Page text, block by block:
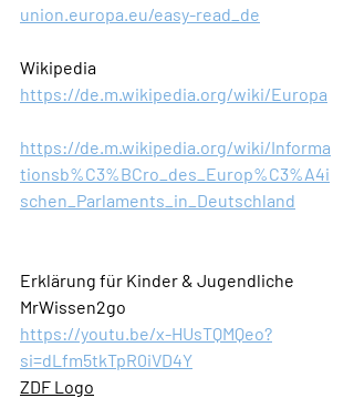
union.europa.eu/easy-read_de
Wikipedia
https://de.m.wikipedia.org/wiki/Europa
https://de.m.wikipedia.org/wiki/Informa
tionsb%C3%BCro_des_Europ%C3%A4i
schen_Parlaments_in_Deutschland
Erklärung für Kinder & Jugendliche
MrWissen2go
https://youtu.be/x-HUsTQMQeo?
si=dLfm5tkTpR0iVD4Y
ZDF Logo